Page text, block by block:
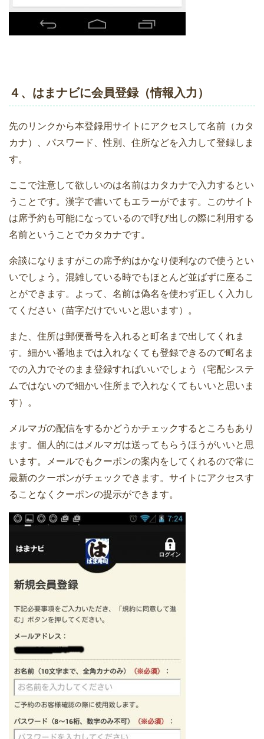
４、はまナビに会員登録（情報入力）
先のリンクから本登録用サイトにアクセスして名前（カタ
カナ）、パスワード、性別、住所などを入力して登録しま
す。
ここで注意して欲しいのは名前はカタカナで入力するとい
うことです。漢字で書いてもエラーがでます。このサイト
は席予約も可能になっているので呼び出しの際に利用する
名前ということでカタカナです。
余談になりますがこの席予約はかなり便利なので使うとい
いでしょう。混雑している時でもほとんど並ばずに座るこ
とができます。よって、名前は偽名を使わず正しく入力し
てください（苗字だけでいいと思います）。
また、住所は郵便番号を入れると町名まで出してくれま
す。細かい番地までは入れなくても登録できるので町名ま
での入力でそのまま登録すればいいでしょう（宅配システ
ムではないので細かい住所まで入れなくてもいいと思いま
す）。
メルマガの配信をするかどうかチェックするところもあり
ます。個人的にはメルマガは送ってもらうほうがいいと思
います。メールでもクーポンの案内をしてくれるので常に
最新のクーポンがチェックできます。サイトにアクセスす
ることなくクーポンの提示ができます。